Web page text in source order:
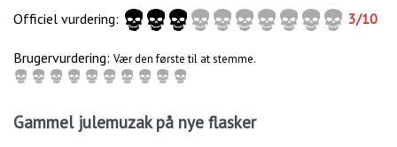
Officiel vurdering:
3/10
Brugervurdering: Vær den første til at stemme.
Gammel julemuzak på nye flasker